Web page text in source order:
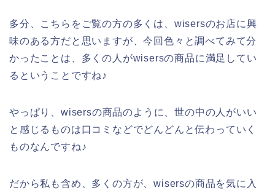
多分、こちらをご覧の方の多くは、wisersのお店に興
味のある方だと思いますが、今回色々と調べてみて分
かったことは、多くの人がwisersの商品に満足してい
るということですね♪
やっぱり、wisersの商品のように、世の中の人がいい
と感じるものは口コミなどでどんどんと伝わっていく
ものなんですね♪
だから私も含め、多くの方が、wisersの商品を気に入